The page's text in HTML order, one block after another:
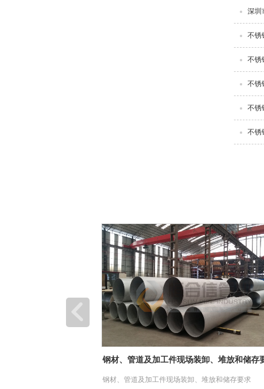
深圳
不锈
不锈
不锈
不锈
不锈
热烈祝贺楚能新能源（孝感）锂电池产业园
利投产，恒合信为其提供安全可靠的不锈钢
6月28日，楚能新能源孝感锂电池产业园项目一期投